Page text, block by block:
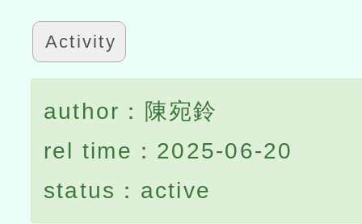
Activity
author：陳宛鈴
rel time：2025-06-20
status：active